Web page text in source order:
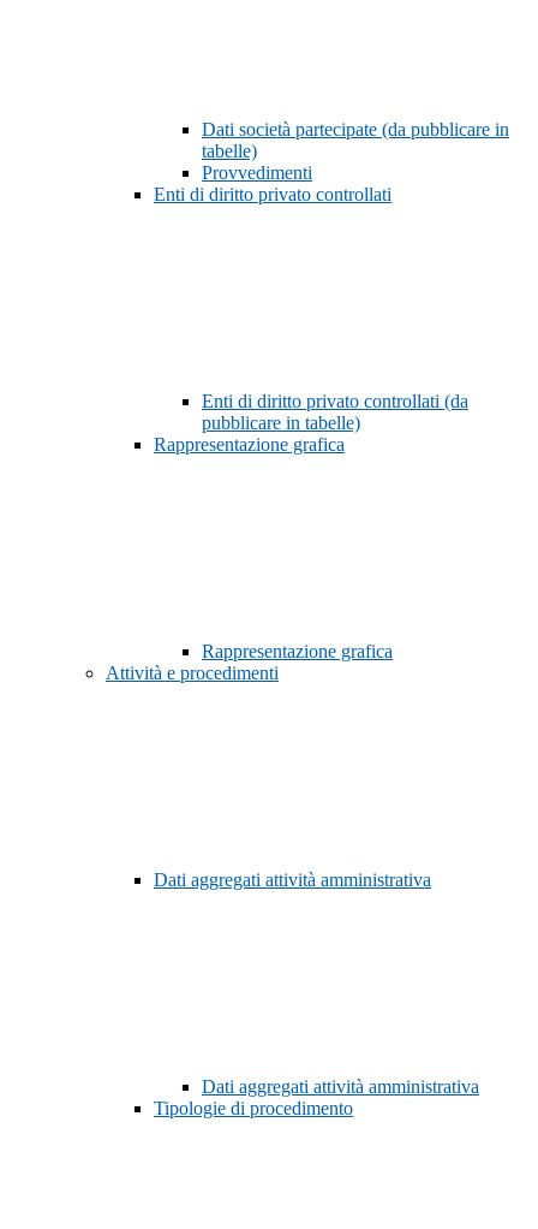
Dati società partecipate (da pubblicare in
tabelle)
Provvedimenti
Enti di diritto privato controllati
Enti di diritto privato controllati (da
pubblicare in tabelle)
Rappresentazione grafica
Rappresentazione grafica
Attività e procedimenti
Dati aggregati attività amministrativa
Dati aggregati attività amministrativa
Tipologie di procedimento